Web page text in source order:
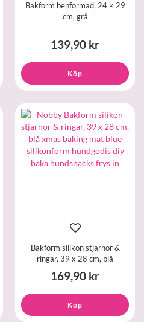
Bakform benformad, 24 × 29
cm, grå
139,90 kr
Köp
Bakform silikon stjärnor &
ringar, 39 x 28 cm, blå
169,90 kr
Köp